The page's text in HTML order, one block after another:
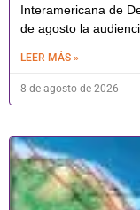
Interamericana de
de agosto la
LEER MÁS »
8 de agosto de 2026